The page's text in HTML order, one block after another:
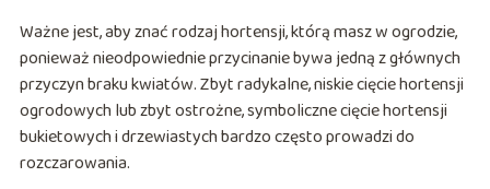
Ważne jest, aby znać rodzaj hortensji, którą masz w ogrodzie,
ponieważ nieodpowiednie przycinanie bywa jedną z głównych
przyczyn braku kwiatów. Zbyt radykalne, niskie cięcie hortensji
ogrodowych lub zbyt ostrożne, symboliczne cięcie hortensji
bukietowych i drzewiastych bardzo często prowadzi do
rozczarowania.